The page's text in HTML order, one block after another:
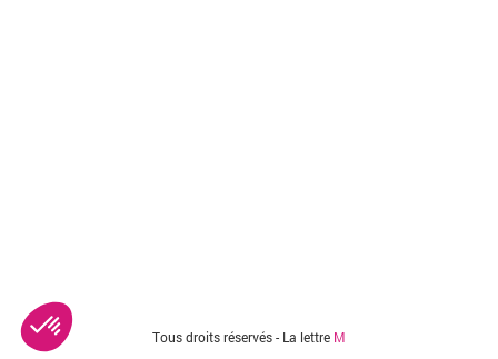
Tous droits réservés - La lettre M